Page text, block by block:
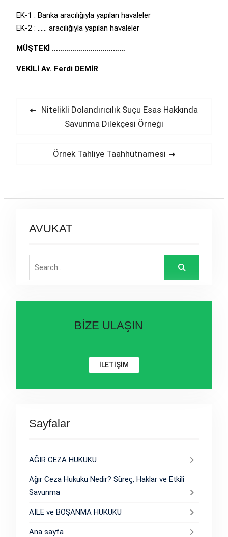
EK-1 : Banka aracılığıyla yapılan havaleler
EK-2 : …… aracılığıyla yapılan havaleler
MÜŞTEKİ ………………………………
VEKİLİ Av. Ferdi DEMİR
Yazı
gezinmesi
Previous
Nitelikli Dolandırıcılık Suçu Esas Hakkında
Savunma Dilekçesi Örneği
Next
Örnek Tahliye Taahhütnamesi
AVUKAT
for:
BİZE ULAŞIN
İLETİŞİM
Sayfalar
AĞIR CEZA HUKUKU
Ağır Ceza Hukuku Nedir? Süreç, Haklar ve Etkili
Savunma
AİLE ve BOŞANMA HUKUKU
Ana sayfa